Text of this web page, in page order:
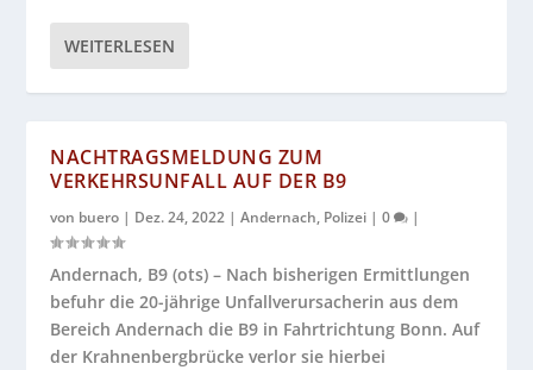
WEITERLESEN
NACHTRAGSMELDUNG ZUM
VERKEHRSUNFALL AUF DER B9
von buero | Dez. 24, 2022 |Andernach, Polizei |0 |
Andernach, B9 (ots) – Nach bisherigen Ermittlungen
befuhr die 20-jährige Unfallverursacherin aus dem
Bereich Andernach die B9 in Fahrtrichtung Bonn. Auf
der Krahnenbergbrücke verlor sie hierbei